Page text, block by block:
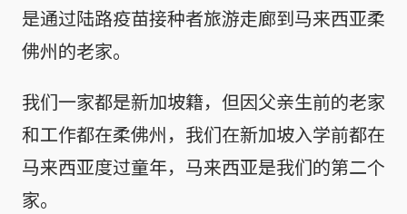
是通过陆路疫苗接种者旅游走廊到马来西亚柔
佛州的老家。
我们一家都是新加坡籍，但因父亲生前的老家
和工作都在柔佛州，我们在新加坡入学前都在
马来西亚度过童年，马来西亚是我们的第二个
家。